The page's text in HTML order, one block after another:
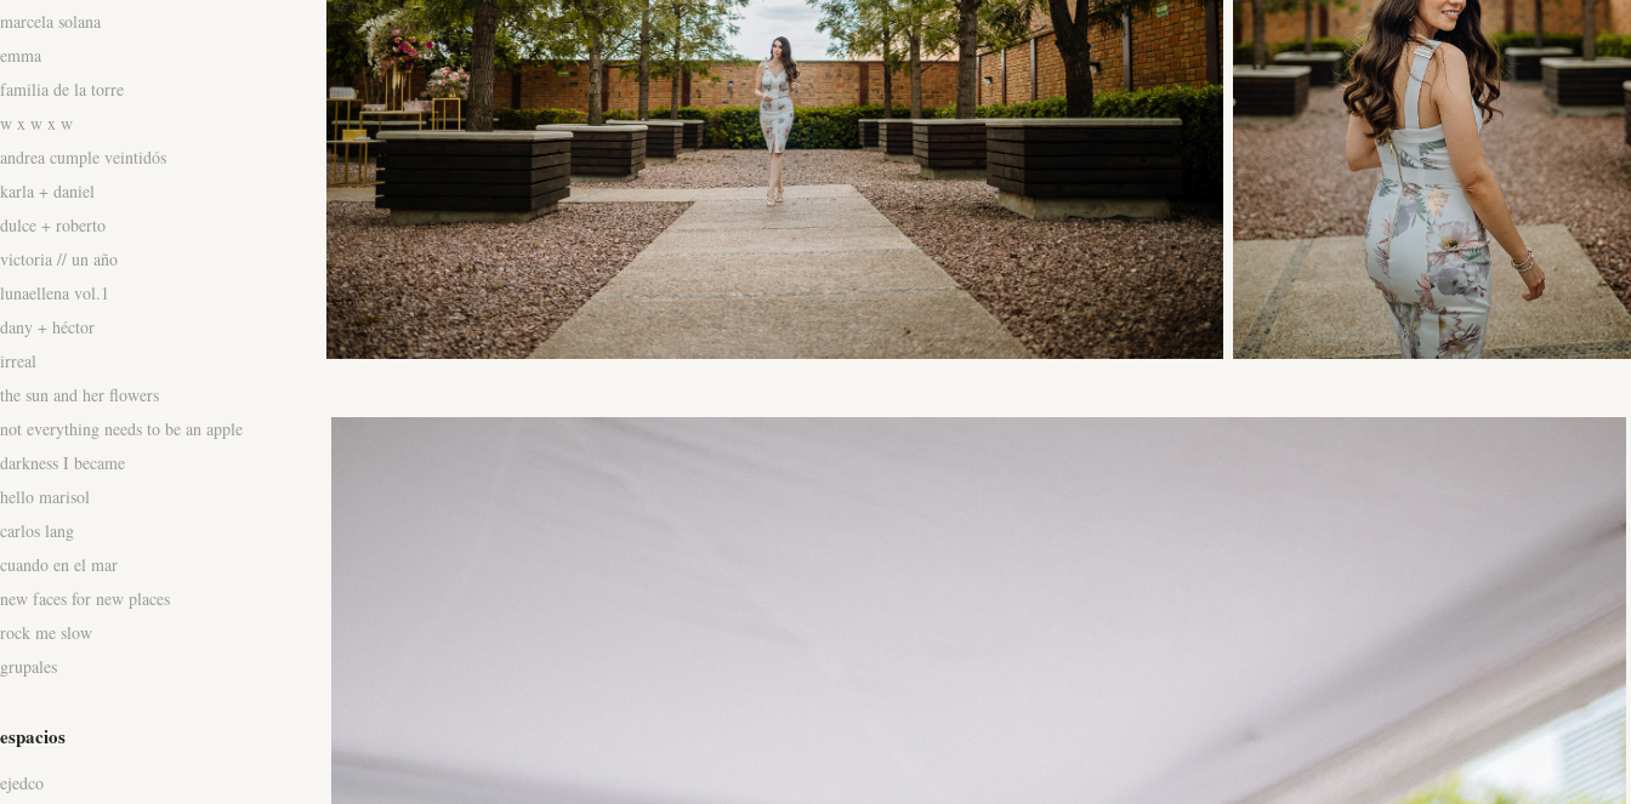
marcela solana
emma
familia de la torre
w x w x w
andrea cumple veintidós
karla + daniel
dulce + roberto
victoria // un año
lunaellena vol.1
dany + héctor
irreal
the sun and her flowers
not everything needs to be an apple
darkness I became
hello marisol
carlos lang
cuando en el mar
new faces for new places
rock me slow
grupales
espacios
ejedco